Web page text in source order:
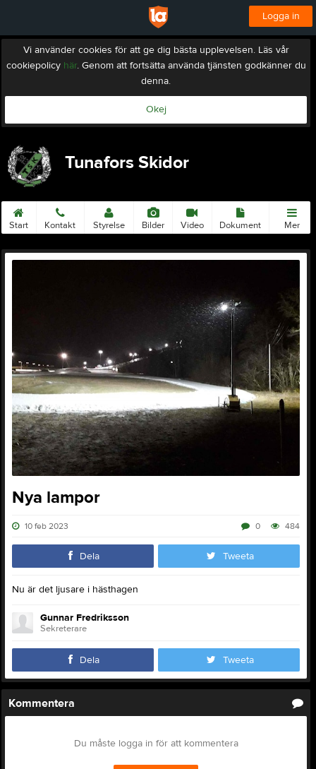
Logga in
Vi använder cookies för att ge dig bästa upplevelsen. Läs vår
cookiepolicy här. Genom att fortsätta använda tjänsten godkänner du
denna.
Okej
Tunafors Skidor
Start Kontakt Styrelse Bilder Video Dokument Mer
Nya lampor
10 feb 2023 484
0
Dela Tweeta
Nu är det ljusare i hästhagen
Gunnar Fredriksson
Sekreterare
Dela Tweeta
Kommentera
Du måste logga in för att kommentera